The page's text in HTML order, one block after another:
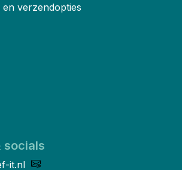
verzendopties
socials
it.nl